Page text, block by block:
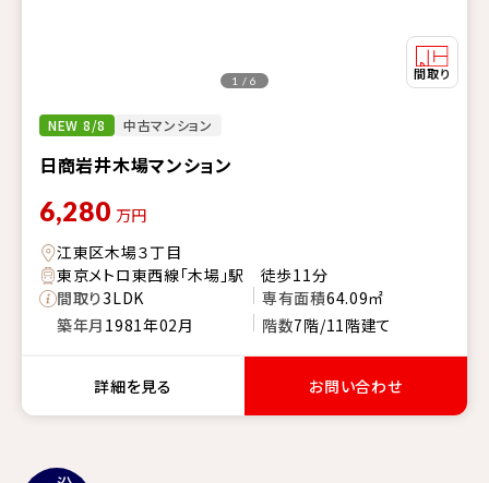
NEW 8/8 中古マンション
日商岩井木場マンション
1 / 6
6,280 万円
江東区木場３丁目
東京メトロ東西線「木場」駅 徒歩11分
間取り3LDK 専有面積64.09㎡
築年月 1981年02月 階数7階/11階建て
詳細を見る お問い合わせ